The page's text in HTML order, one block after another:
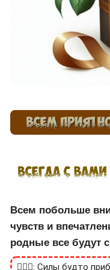
Всем побольше
чувств и
родные все будут
🙎🏻‍♂️: Силы будто